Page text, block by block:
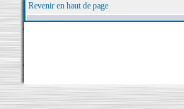
Revenir en haut de page